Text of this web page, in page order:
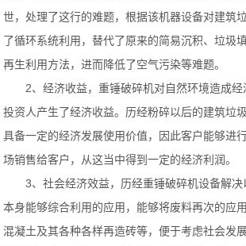
世，处理了这行的难题，根据该机器设备对建筑
了循环系统利用，替代了原来的简易沉积、垃圾
再生利用方法，进而降低了空气污染等难题。
2、经济收益，重锤破碎机对自然环境造成
投资人产生了经济收益。历经粉碎以后的建筑垃
具备一定的经济发展使用价值，因此客户能够进
场销售给客户，从这当中得到一定的经济利润。
3、社会经济效益，历经重锤破碎机设备解
本身能够综合利用的应用，能够将废料再次的应
混凝土及其各种各样再造砖等，便于考虑社会发